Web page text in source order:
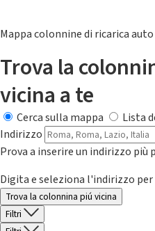
Mappa colonnine di ricarica
Trova la
vicina a te
Cerca sulla mappa
Lista
Indirizzo
Prova a inserire un indirizzo più
Digita e seleziona l'indirizzo
Trova la colonnina piú vicina
Filtri